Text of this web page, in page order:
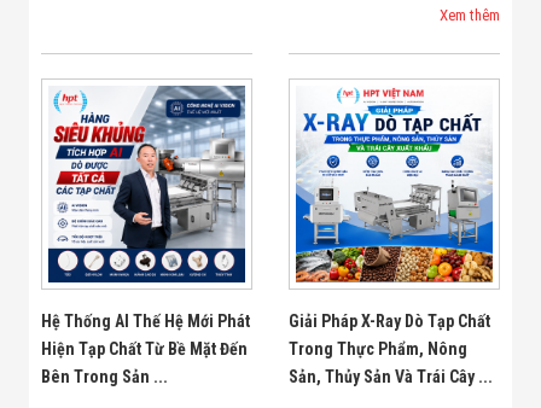
Xem thêm
Hệ Thống AI Thế Hệ Mới Phát
Hiện Tạp Chất Từ Bề Mặt Đến
Bên Trong Sản ...
Giải Pháp X-Ray Dò Tạp Chất
Trong Thực Phẩm, Nông
Sản, Thủy Sản Và Trái Cây ...